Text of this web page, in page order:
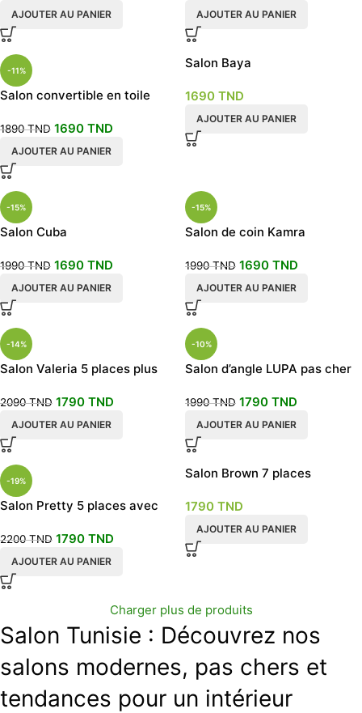
AJOUTER AU PANIER AJOUTER AU PANIER
-11%
Salon convertible en toile
1890TND 1690 TND
AJOUTER AU PANIER
Salon Baya
1690 TND
AJOUTER AU PANIER
-15%
Salon Cuba
1990TND 1690 TND
AJOUTER AU PANIER
-15%
Salon de coin Kamra
1990TND 1690 TND
AJOUTER AU PANIER
-14%
Salon Valeria 5 places plus
2090TND 1790 TND
AJOUTER AU PANIER
-10%
Salon d’angle LUPA pas cher
1990TND 1790 TND
AJOUTER AU PANIER
-19%
Salon Pretty 5 places avec
2200TND 1790 TND
AJOUTER AU PANIER
Salon Brown 7 places
1790 TND
AJOUTER AU PANIER
Charger plus de produits
Salon Tunisie : Découvrez nos
salons modernes, pas chers et
tendances pour un intérieur